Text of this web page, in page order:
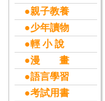
●親子教養
●少年讀物
●輕 小 說
●漫 畫
●語言學習
●考試用書